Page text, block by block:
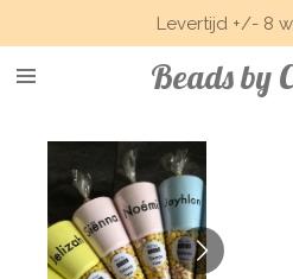
direct
naar
hoofdinhoud
Beads by
Levertijd +/- 8